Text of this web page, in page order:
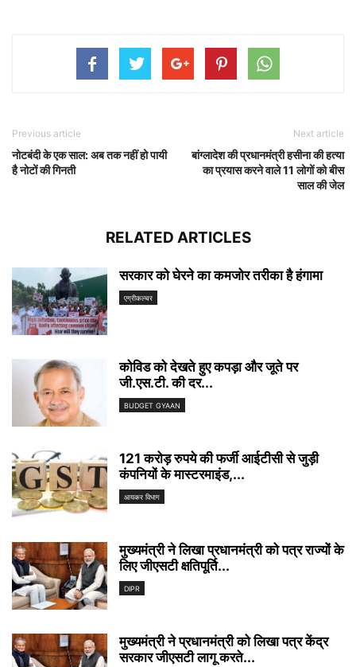
Previous article
नोटबंदी के एक साल: अब तक नहीं हो पायी
है नोटों की गिनती
Next article
बांग्लादेश की प्रधानमंत्री हसीना की हत्या
का प्रयास करने वाले 11 लोगों को बीस
साल की जेल
RELATED ARTICLES
सरकार को घेरने का कमजोर तरीका है हंगामा
एग्रीकल्चर
कोविड को देखते हुए कपड़ा और जूते पर
जी.एस.टी. की दर...
BUDGET GYAAN
121 करोड़ रुपये की फर्जी आईटीसी से जुड़ी
कंपनियों के मास्टरमाइंड,...
आयकर विभाग
मुख्यमंत्री ने लिखा प्रधानमंत्री को पत्र राज्यों के
लिए जीएसटी क्षतिपूर्ति...
DIPR
मुख्यमंत्री ने प्रधानमंत्री को लिखा पत्र केंद्र
सरकार जीएसटी लागू करते...